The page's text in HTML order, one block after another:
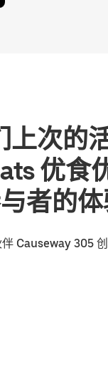
上次的
优食
者的体
Causeway 305